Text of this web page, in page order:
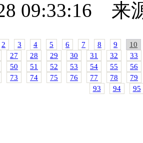
09:33:16 来
2 3 4 5 6 7 8 9
10
27 28 29 30 31 32
33
50 51 52 53 54 55
56
73 74 75 76 77 78
79
93
94 95